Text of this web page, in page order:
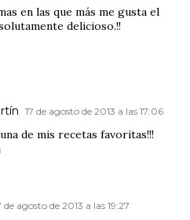
en las que más me gusta el
delicioso.!!
17 de agosto de 2013 a las 17:06
de mis recetas favoritas!!!
de agosto de 2013 a las 19:27